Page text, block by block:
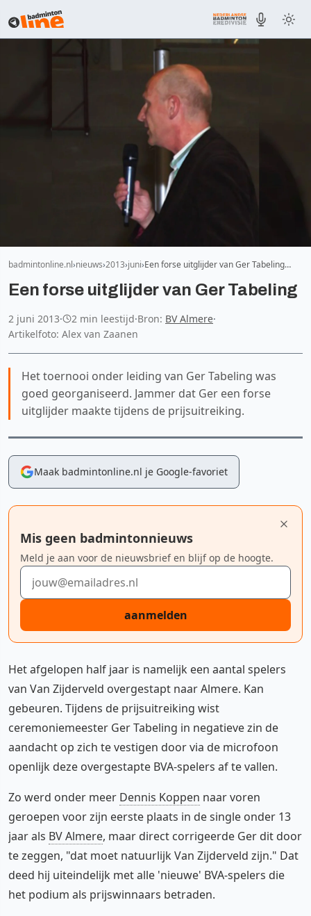
badmintonline.nl nieuws 2013 juni Een forse uitglijder van Ger Tabeling…
Een forse uitglijder van Ger Tabeling
2 juni 2013· 2 min leestijd·Bron: BV Almere·
Artikelfoto: Alex van Zaanen
Het toernooi onder leiding van Ger Tabeling was
goed georganiseerd. Jammer dat Ger een forse
uitglijder maakte tijdens de prijsuitreiking.
Maak badmintonline.nl je Google-favoriet
Mis geen badmintonnieuws
Meld je aan voor de nieuwsbrief en blijf op de hoogte.
E-mailadres
aanmelden
Het afgelopen half jaar is namelijk een aantal spelers
van Van Zijderveld overgestapt naar Almere. Kan
gebeuren. Tijdens de prijsuitreiking wist
ceremoniemeester Ger Tabeling in negatieve zin de
aandacht op zich te vestigen door via de microfoon
openlijk deze overgestapte BVA-spelers af te vallen.
Zo werd onder meer Dennis Koppen naar voren
geroepen voor zijn eerste plaats in de single onder 13
jaar als BV Almere, maar direct corrigeerde Ger dit door
te zeggen, "dat moet natuurlijk Van Zijderveld zijn." Dat
deed hij uiteindelijk met alle 'nieuwe' BVA-spelers die
het podium als prijswinnaars betraden.